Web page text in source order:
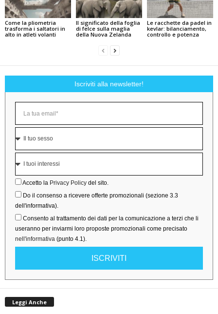
Come la pliometria
trasforma i saltatori in
alto in atleti volanti
Il significato della foglia
di felce sulla maglia
della Nuova Zelanda
Le racchette da padel in
kevlar: bilanciamento,
controllo e potenza
Iscriviti alla newsletter!
Accetto la Privacy Policy del sito.
Do il consenso a ricevere offerte promozionali (sezione 3.3
dell'informativa).
Consento al trattamento dei dati per la comunicazione a terzi che li
useranno per inviarmi loro proposte promozionali come precisato
nell'informativa (punto 4.1).
ISCRIVITI
Leggi Anche